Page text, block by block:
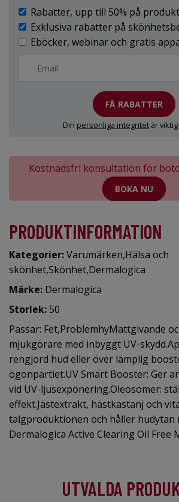
Rabatter, upp till 50% på
Exklusiva rabatter på
Eböcker, webinar och gratis
FÅ RABATTER
Din personliga integritet är
Kostnadsfri konsultation för
BOKA NU
PRODUKTINFORMATION
Kategorier:Varumärken,Hälsa och
skönhet,Skönhet,Dermalogica
Märke: Dermalogica
Storlek:50
Passar: Fet,ProblemhyMattgivande
mjukgörare med inbyggt UV-
rengjord hud eller över lämplig
ögonpartiet.UV Smart Booster: Ger
vid UV-ljusexponering.Oleosomer:
effekt.Jästextrakt, hästkastanj och
talgproduktionen och håller hudytan
Dermalogica Active Clearing Oil Free
UTVALDA